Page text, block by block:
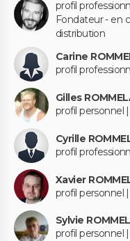
profil
Fondateur - en
distribution
Carine
profil
Gilles
profil personnel
Cyrille
profil
Xavier
profil personnel
Sylvie
profil personnel